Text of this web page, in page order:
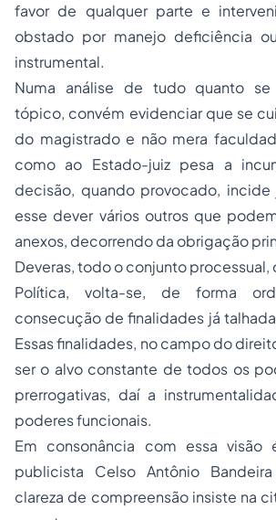
favor de qualquer parte e
obstado por manejo deficiência
instrumental.
Numa análise de tudo quanto se
tópico, convém evidenciar que se
do magistrado e não mera
como ao Estado-juiz pesa a
decisão, quando provocado,
esse dever vários outros que
anexos, decorrendo da obrigação
Deveras, todo o conjunto
Política, volta-se, de forma
consecução de finalidades já
Essas finalidades, no campo do
ser o alvo constante de todos os
prerrogativas, daí a
poderes funcionais.
Em consonância com essa
publicista Celso Antônio
clareza de compreensão insiste na